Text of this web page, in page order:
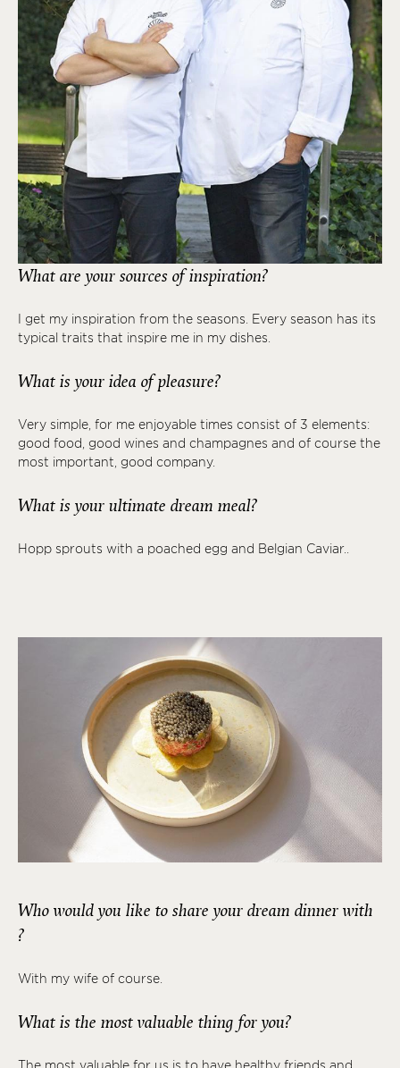
What are your sources of inspiration?
I get my inspiration from the seasons. Every season has its
typical traits that inspire me in my dishes.
What is your idea of pleasure?
Very simple, for me enjoyable times consist of 3 elements:
good food, good wines and champagnes and of course the
most important, good company.
What is your ultimate dream meal?
Hopp sprouts with a poached egg and Belgian Caviar..
Who would you like to share your dream dinner with
?
With my wife of course.
What is the most valuable thing for you?